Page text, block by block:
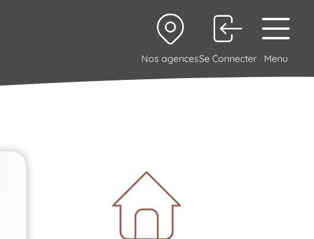
Nos agencesSe Connecter Menu